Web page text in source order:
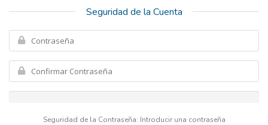
Seguridad de la Cuenta
Seguridad de la Contraseña: Introducir una contraseña